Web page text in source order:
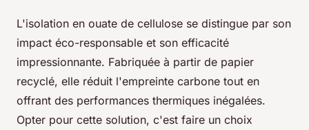
L'isolation en ouate de cellulose se distingue par son
impact éco-responsable et son efficacité
impressionnante. Fabriquée à partir de papier
recyclé, elle réduit l'empreinte carbone tout en
offrant des performances thermiques inégalées.
Opter pour cette solution, c'est faire un choix